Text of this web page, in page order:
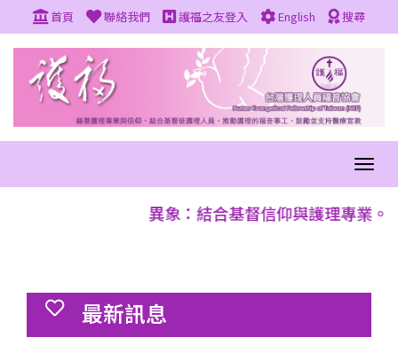
首頁 聯絡我們 護福之友登入 English 搜尋
異象：結合基督信仰與護理專業。
最新訊息